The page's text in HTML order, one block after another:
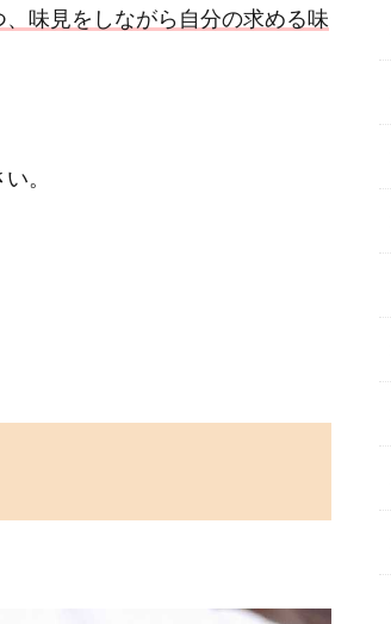
味見をしながら自分の求める味
。